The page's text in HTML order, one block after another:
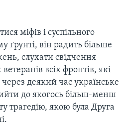
міфів і суспільного
ґрунті, він радить більше
слухати свідчення
всіх фронтів, які
через деякий час українське
до якогось більш-менш
трагедію, якою була Друга